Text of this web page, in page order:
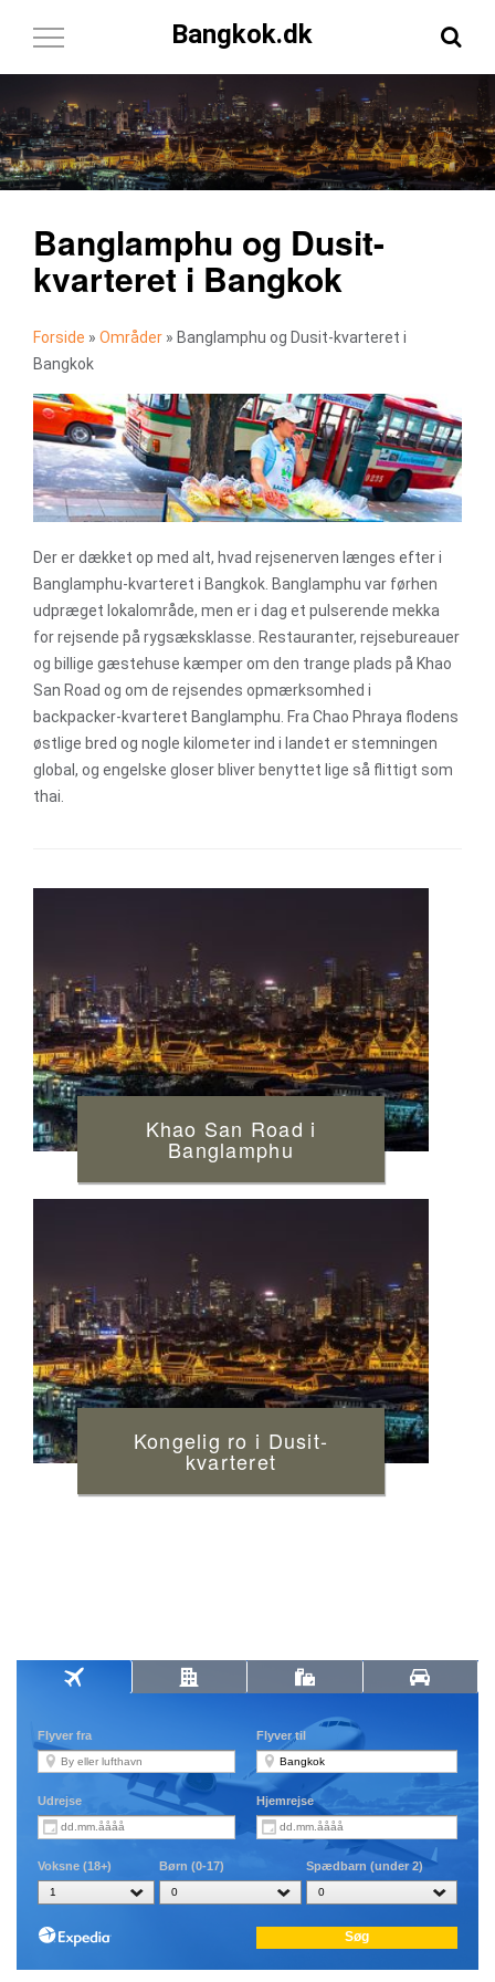
Bangkok.dk
Toggle
Banglamphu og Dusit-
kvarteret i Bangkok
Forside » Områder » Banglamphu og Dusit-kvarteret i
Bangkok
Der er dækket op med alt, hvad rejsenerven længes efter i
Banglamphu-kvarteret i Bangkok. Banglamphu var førhen
udpræget lokalområde, men er i dag et pulserende mekka
for rejsende på rygsæksklasse. Restauranter, rejsebureauer
og billige gæstehuse kæmper om den trange plads på Khao
San Road og om de rejsendes opmærksomhed i
backpacker-kvarteret Banglamphu. Fra Chao Phraya flodens
østlige bred og nogle kilometer ind i landet er stemningen
global, og engelske gloser bliver benyttet lige så flittigt som
thai.
Khao San Road i
Banglamphu
Kongelig ro i Dusit-
kvarteret